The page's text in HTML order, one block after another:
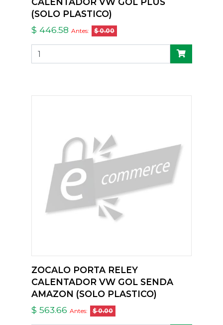
(SOLO PLASTICO)
$ 446.58 Antes: $ 0.00
ZOCALO PORTA RELEY
CALENTADOR VW GOL SENDA
AMAZON (SOLO PLASTICO)
$ 563.66 Antes: $ 0.00